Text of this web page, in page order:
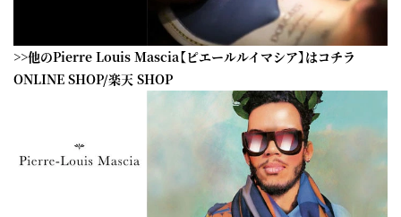
>>他のPierre Louis Mascia【ピエールルイマシア】はコチラ
ONLINE SHOP/楽天 SHOP